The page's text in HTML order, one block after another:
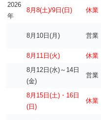
2026
年
8月8(土)/9日(日) 休業
8月10日(月) 営業
8月11日(火)
休業
8月12日(水)～14日
(金)
営業
8月15日(土)・16日
(日)
休業